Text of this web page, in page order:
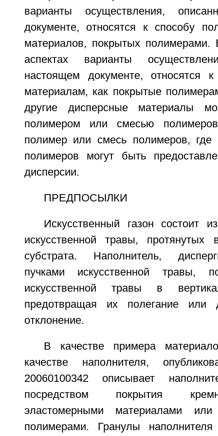
варианты осуществления,
документе, относятся к способу
материалов, покрытых полимерами.
аспектах варианты
настоящем документе, относятся
материалам, как покрытые
другие дисперсные материалы
полимером или смесью
полимер или смесь полимеров,
полимеров могут быть
дисперсии.
ПРЕДПОСЫЛКИ
Искусственный газон состоит
искусственной травы, протянутых
субстрата. Наполнитель,
пучками искусственной травы,
искусственной травы в
предотвращая их полегание или
отклонение.
В качестве примера
качестве наполнителя,
20060100342 описывает
посредством покрытия
эластомерными материалами или
полимерами. Гранулы